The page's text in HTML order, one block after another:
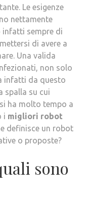
Le esigenze
nettamente
infatti sempre di
di avere a
Una valida
non solo
infatti da questo
spalla su cui
ha molto tempo a
i migliori robot
definisce un robot
o proposte?
sono